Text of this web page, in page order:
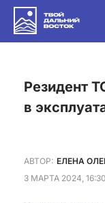
Резидент ТОР «Приморье» ввел
в
АВТОР: ЕЛЕНА
3 МАРТА 2024, 16:30